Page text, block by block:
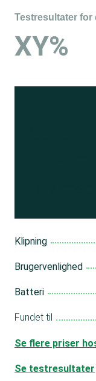
Testresultater for
XY%
Klipning
Brugervenlighed
Batteri
Fundet til
Se flere priser
Se testresultater